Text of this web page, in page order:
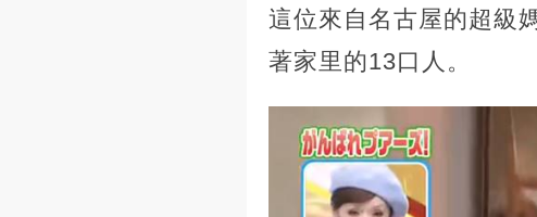
這位來自名古屋的超級
著家里的13口人。